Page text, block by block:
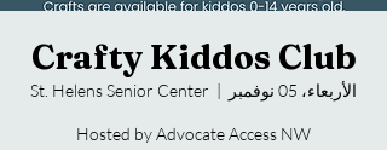
Crafty Kiddos Club
الأربعاء، 05 نوفمبر
  |
St. Helens Senior Center
Hosted by Advocate Access NW